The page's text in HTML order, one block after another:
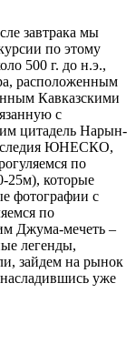
завтрака мы
по этому
500 г. до н.э.,
расположенным
Кавказскими
с
цитадель Нарын-
ЮНЕСКО,
по
25м), которые
фотографии с
по
Джума-мечеть –
легенды,
зайдем на рынок
уже